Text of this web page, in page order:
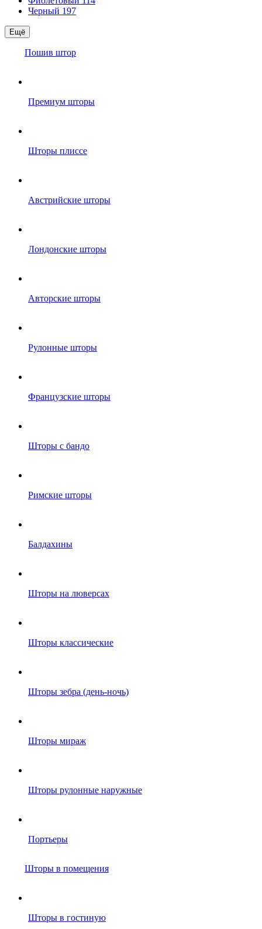
Черный 197
Ещё
Пошив штор
Премиум шторы
Шторы плиссе
Австрийские шторы
Лондонские шторы
Авторские шторы
Рулонные шторы
Французские шторы
Шторы с бандо
Римские шторы
Балдахины
Шторы на люверсах
Шторы классические
Шторы зебра (день-ночь)
Шторы мираж
Шторы рулонные наружные
Портьеры
Шторы в помещения
Шторы в гостиную